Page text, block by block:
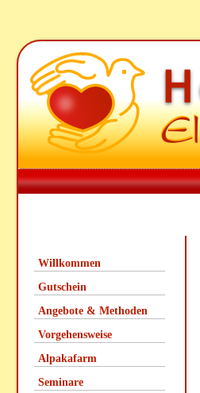
Willkommen
Gutschein
Angebote & Methoden
Vorgehensweise
Alpakafarm
Seminare